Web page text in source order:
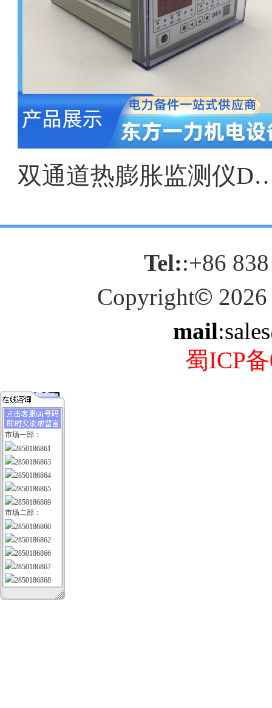
双通道热膨胀监
Tel::+86
Copyright© 2026
mail
蜀ICP
市场一部：
2850186861
2850186863
2850186864
2850186865
2850186869
市场二部：
2850186860
2850186862
2850186866
2850186867
2850186868